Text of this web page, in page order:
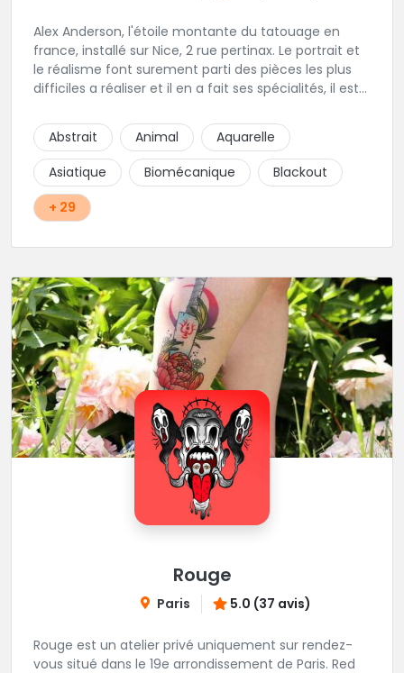
Alex Anderson, l'étoile montante du tatouage en
france, installé sur Nice, 2 rue pertinax. Le portrait et
le réalisme font surement parti des pièces les plus
difficiles a réaliser et il en a fait ses spécialités, il est
religieux ou du chicanos. Romain son frère sera vous
combler par sa finesse pour des pièces comme le
mandala, l'ornemental ou la calligraphie pour le
bonheur des futurs tatoués. Il y a aussi Léa, Maureen,
Fat, Tom, Sento, Lily, des artistes hors normes. Il n'y a
qu'à regarder les pièces sélectionnées ici pour
Abstrait Animal
Aquarelle
Asiatique
Biomécanique
Blackout
+ 29
Rouge
Paris 5.0 (37 avis)
Rouge est un atelier privé uniquement sur rendez-
vous situé dans le 19e arrondissement de Paris. Red